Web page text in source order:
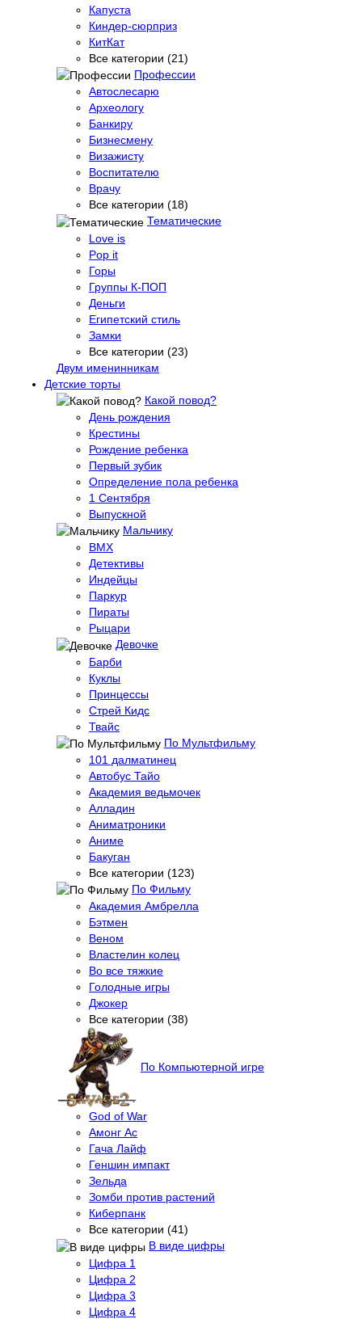
Капуста
Киндер-сюрприз
КитКат
Все категории (21)
Профессии
Автослесарю
Археологу
Банкиру
Бизнесмену
Визажисту
Воспитателю
Врачу
Все категории (18)
Тематические
Love is
Pop it
Горы
Группы К-ПОП
Деньги
Египетский стиль
Замки
Все категории (23)
Двум именинникам
Детские торты
Какой повод?
День рождения
Крестины
Рождение ребенка
Первый зубик
Определение пола ребенка
1 Сентября
Выпускной
Мальчику
BMX
Детективы
Индейцы
Паркур
Пираты
Рыцари
Девочке
Барби
Куклы
Принцессы
Стрей Кидс
Твайс
По Мультфильму
101 далматинец
Автобус Тайо
Академия ведьмочек
Алладин
Аниматроники
Аниме
Бакуган
Все категории (123)
По Фильму
Академия Амбрелла
Бэтмен
Веном
Властелин колец
Во все тяжкие
Голодные игры
Джокер
Все категории (38)
По Компьютерной игре
God of War
Амонг Ас
Гача Лайф
Геншин импакт
Зельда
Зомби против растений
Киберпанк
Все категории (41)
В виде цифры
Цифра 1
Цифра 2
Цифра 3
Цифра 4